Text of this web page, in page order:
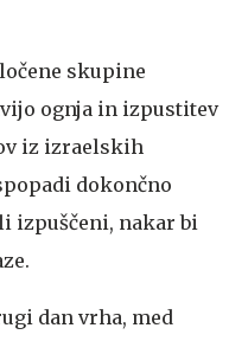
skupine
ognja in izpustitev
iz izraelskih
dokončno
izpuščeni, nakar bi
dan vrha, med